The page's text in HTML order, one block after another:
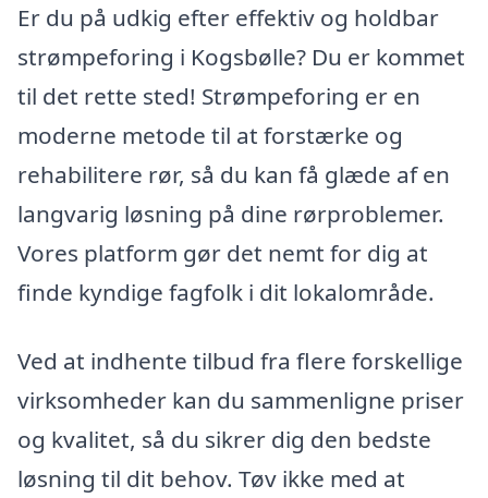
Er du på udkig efter effektiv og holdbar
strømpeforing i Kogsbølle? Du er kommet
til det rette sted! Strømpeforing er en
moderne metode til at forstærke og
rehabilitere rør, så du kan få glæde af en
langvarig løsning på dine rørproblemer.
Vores platform gør det nemt for dig at
finde kyndige fagfolk i dit lokalområde.
Ved at indhente tilbud fra flere forskellige
virksomheder kan du sammenligne priser
og kvalitet, så du sikrer dig den bedste
løsning til dit behov. Tøv ikke med at